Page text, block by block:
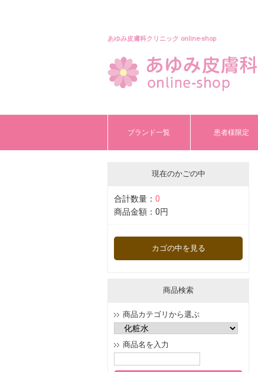
あゆみ皮膚科クリニック online-shop
ブランド一覧 患者様限定
現在のかごの中
合計数量： 0
商品金額： 0円
カゴの中を見る
商品検索
商品カテゴリから選ぶ
商品名を入力